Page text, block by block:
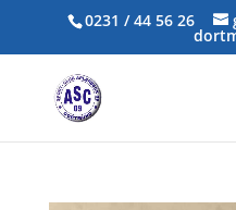
0231 / 44 56 26